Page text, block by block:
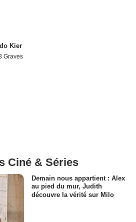
Kier
Graves
Ciné & Séries
Demain nous appartient : Alex
au pied du mur, Judith
découvre la vérité sur Milo